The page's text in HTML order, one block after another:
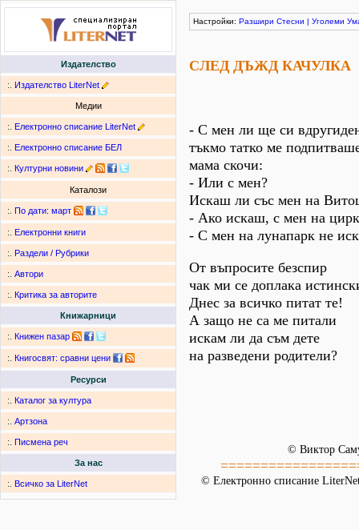
Издателство
:. Издателство LiterNet
Медии
:. Електронно списание LiterNet
:. Електронно списание БЕЛ
:. Културни новини
Каталози
:. По дати: март
:. Електронни книги
:. Раздели / Рубрики
:. Автори
:. Критика за авторите
Книжарници
:. Книжен пазар
:. Книгосвят: сравни цени
Ресурси
:. Каталог за култура
:. Артзона
:. Писмена реч
За нас
:. Всичко за LiterNet
Настройки: Разшири Стесни | Уголеми
СЛЕД ДЪЖД КАЧУЛКА
- С мен ли ще си
тъкмо татко ме
мама скочи:
- Или с мен?
Искаш ли със мен на
- Ако искаш, с мен на
- С мен на лунапарк не
От въпросите безспир
чак ми се доплака
Днес за всичко питат те!
А защо не са ме питали
искам ли да съм дете
на разведени родители?
© Виктор
© Електронно списание